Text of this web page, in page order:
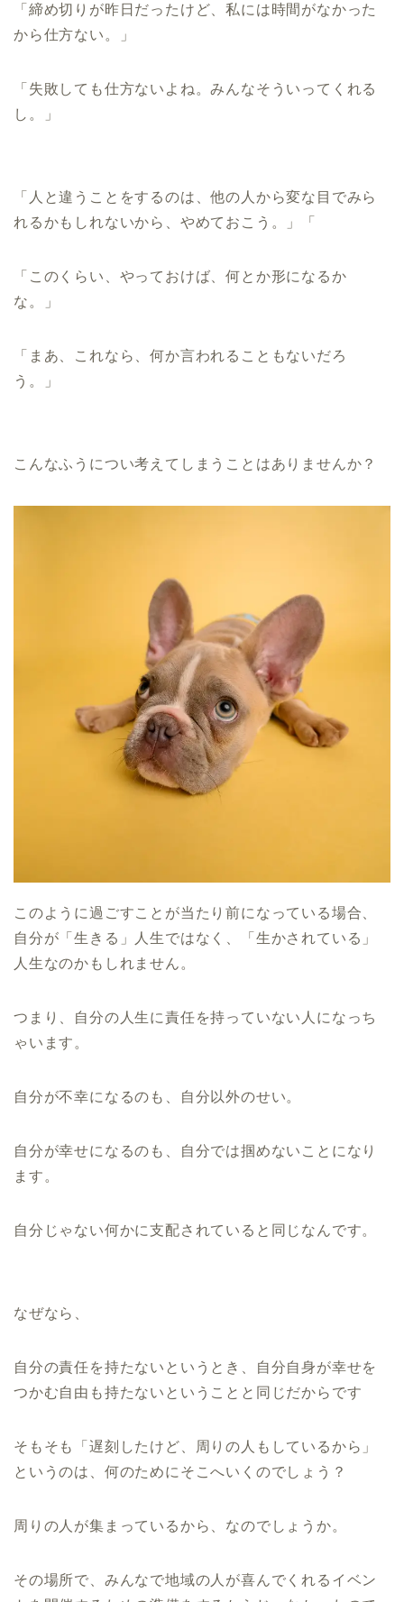
「締め切りが昨日だったけど、私には時間がなかった
から仕方ない。」
「失敗しても仕方ないよね。みんなそういってくれる
し。」
「人と違うことをするのは、他の人から変な目でみら
れるかもしれないから、やめておこう。」「
「このくらい、やっておけば、何とか形になるか
な。」
「まあ、これなら、何か言われることもないだろ
う。」
こんなふうについ考えてしまうことはありませんか？
このように過ごすことが当たり前になっている場合、
自分が「生きる」人生ではなく、「生かされている」
人生なのかもしれません。
つまり、自分の人生に責任を持っていない人になっち
ゃいます。
自分が不幸になるのも、自分以外のせい。
自分が幸せになるのも、自分では掴めないことになり
ます。
自分じゃない何かに支配されていると同じなんです。
なぜなら、
自分の責任を持たないというとき、自分自身が幸せを
つかむ自由も持たないということと同じだからです
そもそも「遅刻したけど、周りの人もしているから」
というのは、何のためにそこへいくのでしょう？
周りの人が集まっているから、なのでしょうか。
その場所で、みんなで地域の人が喜んでくれるイベン